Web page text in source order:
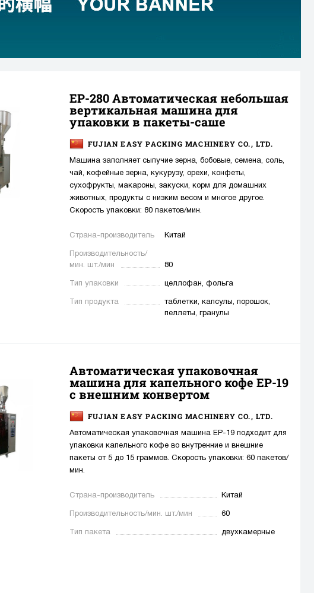
EP-280 Автоматическая небольшая
вертикальная машина для
упаковки в пакеты-саше
FUJIAN EASY PACKING MACHINERY CO., LTD.
Машина заполняет сыпучие зерна, бобовые, семена, соль,
чай, кофейные зерна, кукурузу, орехи, конфеты,
сухофрукты, макароны, закуски, корм для домашних
животных, продукты с низким весом и многое другое.
Скорость упаковки: 80 пакетов/мин.
Страна-производитель Китай
Производительность/
мин. шт./мин
80
Тип упаковки целлофан, фольга
Тип продукта
таблетки, капсулы, порошок,
пеллеты, гранулы
Автоматическая упаковочная
машина для капельного кофе EP-19
с внешним конвертом
FUJIAN EASY PACKING MACHINERY CO., LTD.
Автоматическая упаковочная машина EP-19 подходит для
упаковки капельного кофе во внутренние и внешние
пакеты от 5 до 15 граммов. Скорость упаковки: 60 пакетов/
мин.
Страна-производитель Китай
Производительность/мин. шт./мин 60
Тип пакета двухкамерные